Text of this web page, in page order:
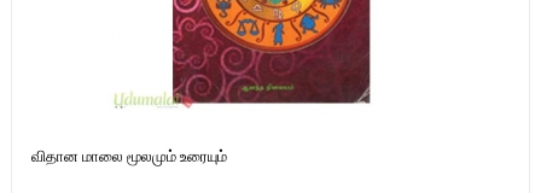
விதான மாலை மூலமும் உரையும்